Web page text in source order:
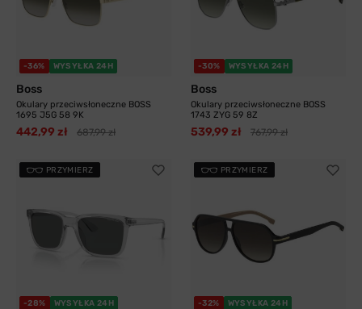
-36% WYSYŁKA 24H
Boss
Okulary przeciwsłoneczne BOSS
1695 J5G 58 9K
442,99 zł 687,99 zł
-30% WYSYŁKA 24H
Boss
Okulary przeciwsłoneczne BOSS
1743 ZYG 59 8Z
539,99 zł 767,99 zł
PRZYMIERZ
-28% WYSYŁKA 24H
PRZYMIERZ
-32% WYSYŁKA 24H